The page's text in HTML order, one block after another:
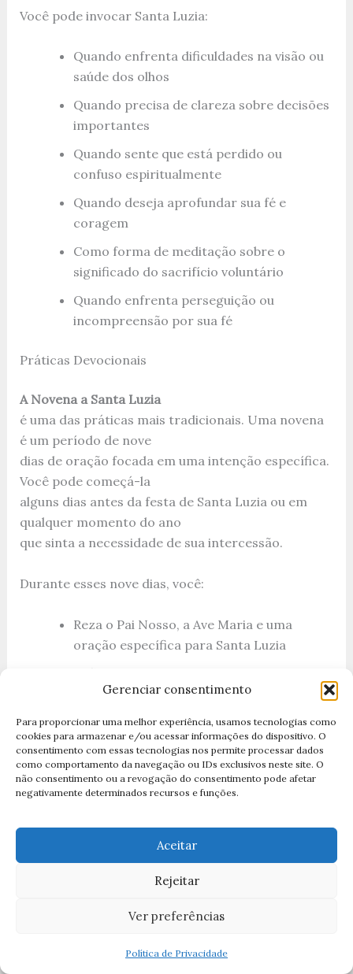
Gerenciar consentimento
Para proporcionar uma melhor experiência, usamos tecnologias como
cookies para armazenar e/ou acessar informações do dispositivo. O
consentimento com essas tecnologias nos permite processar dados
como comportamento da navegação ou IDs exclusivos neste site. O
não consentimento ou a revogação do consentimento pode afetar
negativamente determinados recursos e funções.
Aceitar
Rejeitar
Ver preferências
Política de Privacidade
Você pode invocar Santa Luzia:
Quando enfrenta dificuldades na visão ou
saúde dos olhos
Quando precisa de clareza sobre decisões
importantes
Quando sente que está perdido ou
confuso espiritualmente
Quando deseja aprofundar sua fé e
coragem
Como forma de meditação sobre o
significado do sacrifício voluntário
Quando enfrenta perseguição ou
incompreensão por sua fé
Práticas Devocionais
A Novena a Santa Luzia
é uma das práticas mais tradicionais. Uma novena
é um período de nove
dias de oração focada em uma intenção específica.
Você pode começá-la
alguns dias antes da festa de Santa Luzia ou em
qualquer momento do ano
que sinta a necessidade de sua intercessão.
Durante esses nove dias, você:
Reza o Pai Nosso, a Ave Maria e uma
oração específica para Santa Luzia
Foca em uma intenção particular — cura,
clareza, coragem
Vive com mais atenção, buscando ser uma
luz para os outros assim como ela foi
Muitos devotos usam uma pequena medalha ou
escapulário com a imagem de
devoção, um lembrança constante de seu exemplo,
viva nossa conexão com sua intercessão.